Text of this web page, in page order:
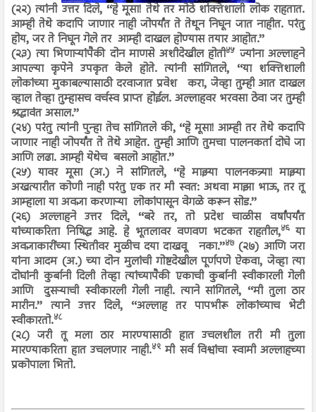
(२२) त्यांनी उत्तर दिले, ‘‘हे मूसा! तेथे तर मोठे शक्तिशाली लोक राहतात.
आम्ही तेथे कदापि जाणार नाही जोपर्यंत ते तेथून निघून जात नाहीत. परंतु
होय, जर ते निघून गेले तर आम्ही दाखल होण्यास तयार आहोत.’’
(२३) त्या भिणाऱ्यांपैकी दोन माणसे अशीदेखील होती४५ ज्यांना अल्लाहने
आपल्या कृपेने उपकृत केले होते. त्यांनी सांगितले, ‘‘या शक्तिशाली
लोकांच्या मुकाबल्यासाठी दरवाजात प्रवेश करा, जेव्हा तुम्ही आत दाखल
व्हाल तेव्हा तुम्हासच वर्चस्व प्राप्त होईल. अल्लाहवर भरवसा ठेवा जर तुम्ही
श्रद्धावंत असाल.’’
(२४) परंतु त्यांनी पुन्हा तेच सांगितले की, ‘‘हे मूसा! आम्ही तर तेथे कदापि
जाणार नाही जोपर्यंत ते तेथे आहेत. तुम्ही आणि तुमचा पालनकर्ता दोघे जा
आणि लढा. आम्ही येथेच बसलो आहोत.’’
(२५) यावर मूसा (अ.) ने सांगितले, ‘‘हे माझ्या पालनकत्र्या! माझ्या
अखत्यारीत कोणी नाही परंतु एक तर मी स्वत: अथवा माझा भाऊ, तर तू
आम्हाला या अवज्ञा करणाऱ्या लोकांपासून वेगळे करून सोड.’’
(२६) अल्लाहने उत्तर दिले, ‘‘बरे तर, तो प्रदेश चाळीस वर्षांपर्यंत
यांच्याकरिता निषिद्ध आहे. हे भूतलावर वणवण भटकत राहतील,४६या
अवज्ञाकारींच्या स्थितीवर मुळीच दया दाखवू नका.’’४७ (२७) आणि जरा
यांना आदम (अ.) च्या दोन मुलांची गोष्टदेखील पूर्णपणे ऐकवा, जेव्हा त्या
दोघांनी कुर्बानी दिली तेव्हा त्यांच्यापैकी एकाची कुर्बानी स्वीकारली गेली
आणि दुसऱ्याची स्वीकारली गेली नाही. त्याने सांगितले, ‘‘मी तुला ठार
मारीन.’’ त्याने उत्तर दिले, ‘‘अल्लाह तर पापभीरू लोकांच्याच भेटी
स्वीकारतो.४८
(२८) जरी तू मला ठार मारण्यासाठी हात उचलशील तरी मी तुला
मारण्याकरिता हात उचलणार नाही.४९मी सर्व विश्वांचा स्वामी अल्लाहच्या
प्रकोपाला भितो.